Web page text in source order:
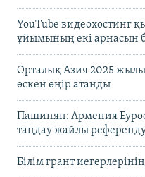
YouTube видеохостинг
ұйымының екі арнасын
Орталық Азия 2025
өскен өңір атанды
Пашинян: Армения
таңдау жайлы
Білім грант